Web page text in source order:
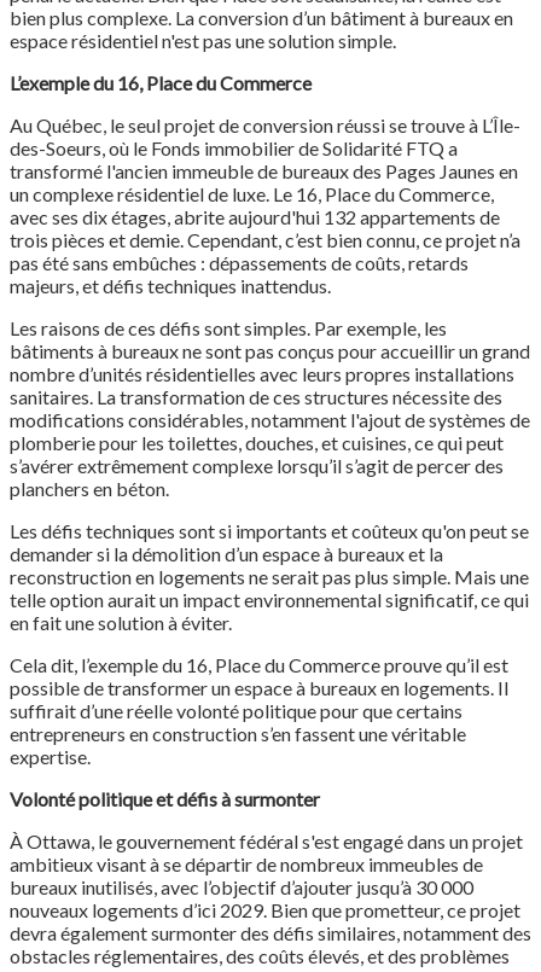
bien plus complexe. La conversion d’un bâtiment à bureaux en
espace résidentiel n'est pas une solution simple.
L’exemple du 16, Place du Commerce
Au Québec, le seul projet de conversion réussi se trouve à L’Île-
des-Soeurs, où le Fonds immobilier de Solidarité FTQ a
transformé l'ancien immeuble de bureaux des Pages Jaunes en
un complexe résidentiel de luxe. Le 16, Place du Commerce,
avec ses dix étages, abrite aujourd'hui 132 appartements de
trois pièces et demie. Cependant, c’est bien connu, ce projet n’a
pas été sans embûches : dépassements de coûts, retards
majeurs, et défis techniques inattendus.
Les raisons de ces défis sont simples. Par exemple, les
bâtiments à bureaux ne sont pas conçus pour accueillir un grand
nombre d’unités résidentielles avec leurs propres installations
sanitaires. La transformation de ces structures nécessite des
modifications considérables, notamment l'ajout de systèmes de
plomberie pour les toilettes, douches, et cuisines, ce qui peut
s’avérer extrêmement complexe lorsqu’il s’agit de percer des
planchers en béton.
Les défis techniques sont si importants et coûteux qu'on peut se
demander si la démolition d’un espace à bureaux et la
reconstruction en logements ne serait pas plus simple. Mais une
telle option aurait un impact environnemental significatif, ce qui
en fait une solution à éviter.
Cela dit, l’exemple du 16, Place du Commerce prouve qu’il est
possible de transformer un espace à bureaux en logements. Il
suffirait d’une réelle volonté politique pour que certains
entrepreneurs en construction s’en fassent une véritable
expertise.
Volonté politique et défis à surmonter
À Ottawa, le gouvernement fédéral s'est engagé dans un projet
ambitieux visant à se départir de nombreux immeubles de
bureaux inutilisés, avec l’objectif d’ajouter jusqu’à 30 000
nouveaux logements d’ici 2029. Bien que prometteur, ce projet
devra également surmonter des défis similaires, notamment des
obstacles réglementaires, des coûts élevés, et des problèmes